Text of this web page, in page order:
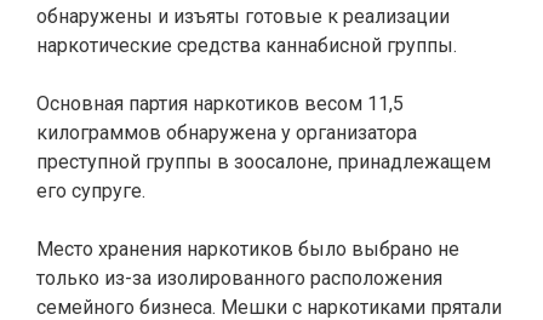
обнаружены и изъяты готовые к реализации
наркотические средства каннабисной группы.
Основная партия наркотиков весом 11,5
килограммов обнаружена у организатора
преступной группы в зоосалоне, принадлежащем
его супруге.
Место хранения наркотиков было выбрано не
только из-за изолированного расположения
семейного бизнеса. Мешки с наркотиками прятали